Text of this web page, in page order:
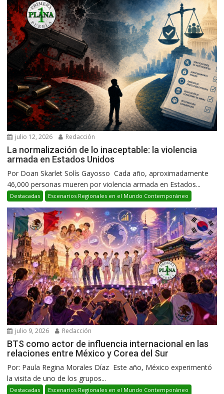
julio 12, 2026 Redacción
La normalización de lo inaceptable: la violencia
armada en Estados Unidos
Por Doan Skarlet Solís Gayosso Cada año, aproximadamente
46,000 personas mueren por violencia armada en Estados...
Destacadas Escenarios Regionales en el Mundo Contemporáneo
julio 9, 2026 Redacción
BTS como actor de influencia internacional en las
relaciones entre México y Corea del Sur
Por: Paula Regina Morales Díaz Este año, México experimentó
la visita de uno de los grupos...
Destacadas Escenarios Regionales en el Mundo Contemporáneo